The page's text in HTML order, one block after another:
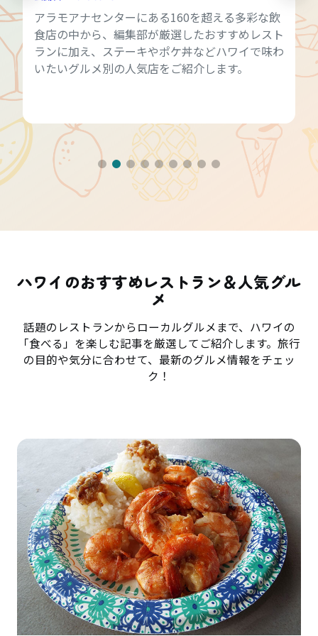
アラモアナセンターにある160を超える多彩な飲
食店の中から、編集部が厳選したおすすめレスト
ランに加え、ステーキやポケ丼などハワイで味わ
いたいグルメ別の人気店をご紹介します。
ハワイのおすすめレストラン＆人気グル
メ
話題のレストランからローカルグルメまで、ハワイの
「食べる」を楽しむ記事を厳選してご紹介します。旅行
の目的や気分に合わせて、最新のグルメ情報をチェッ
ク！